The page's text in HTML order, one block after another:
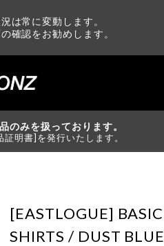
は常に変動します。
確認をお勧めします。
のみを扱っております。
明書]を発行いたします。
[EASTLOGUE]
SHIRTS / DUST